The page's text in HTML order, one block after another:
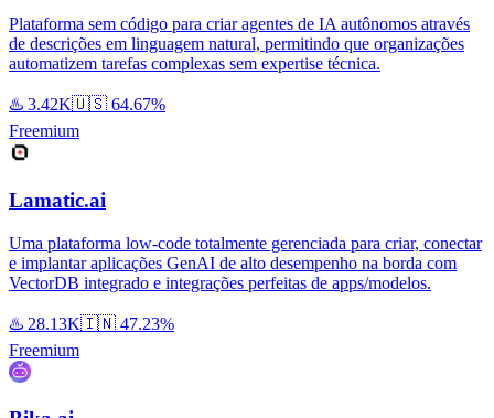
Plataforma sem código para criar agentes de IA autônomos através
de descrições em linguagem natural, permitindo que organizações
automatizem tarefas complexas sem expertise técnica.
♨️ 3.42K🇺🇸 64.67%
Freemium
Lamatic.ai
Uma plataforma low-code totalmente gerenciada para criar, conectar
e implantar aplicações GenAI de alto desempenho na borda com
VectorDB integrado e integrações perfeitas de apps/modelos.
♨️ 28.13K🇮🇳 47.23%
Freemium